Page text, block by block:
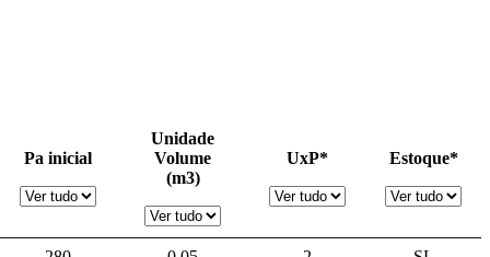
Pa inicial
Unidade
Volume
(m3)
UxP* Estoque*